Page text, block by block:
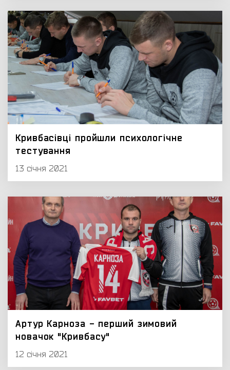
Кривбасівці пройшли психологічне
тестування
13 січня 2021
Артур Карноза - перший зимовий
новачок "Кривбасу"
12 січня 2021